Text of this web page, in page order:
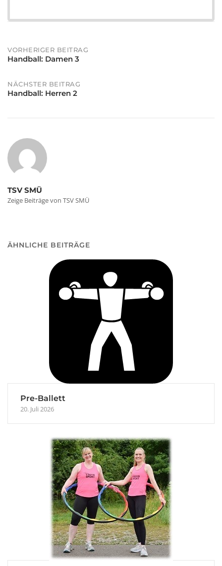
Post
VORHERIGER BEITRAG
Handball: Damen 3
NÄCHSTER BEITRAG
Handball: Herren 2
TSV SMÜ
Zeige Beiträge von TSV SMÜ
ÄHNLICHE BEITRÄGE
Pre-Ballett
20. Juli 2026